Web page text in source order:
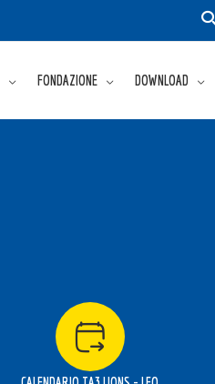
FONDAZIONE DOWNLOAD